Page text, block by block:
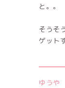
と。。
そうそ
ゲット
ゆうや